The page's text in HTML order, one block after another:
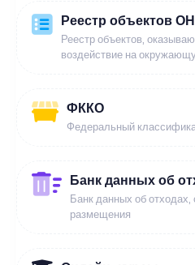
Реестр объектов
Реестр объектов,
воздействие на
ФККО
Федеральный
Банк данных об
Банк данных об отходах,
размещения